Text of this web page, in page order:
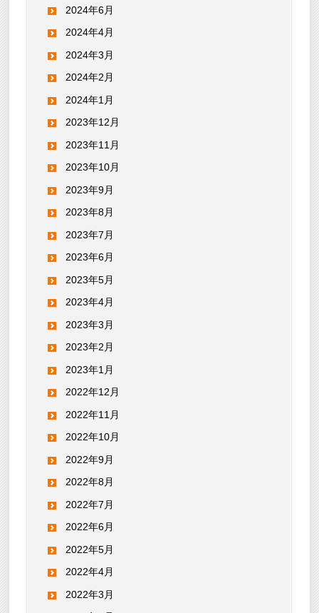
2024年6月
2024年4月
2024年3月
2024年2月
2024年1月
2023年12月
2023年11月
2023年10月
2023年9月
2023年8月
2023年7月
2023年6月
2023年5月
2023年4月
2023年3月
2023年2月
2023年1月
2022年12月
2022年11月
2022年10月
2022年9月
2022年8月
2022年7月
2022年6月
2022年5月
2022年4月
2022年3月